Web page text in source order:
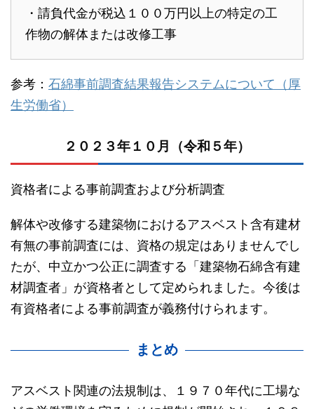
・請負代金が税込１００万円以上の特定の工
作物の解体または改修工事
参考： 石綿事前調査結果報告システムについて（厚
生労働省）
２０２３年１０月（令和５年）
資格者による事前調査および分析調査
解体や改修する建築物におけるアスベスト含有建材
有無の事前調査には、資格の規定はありませんでし
たが、中立かつ公正に調査する「建築物石綿含有建
材調査者」が資格者として定められました。今後は
有資格者による事前調査が義務付けられます。
まとめ
アスベスト関連の法規制は、１９７０年代に工場な